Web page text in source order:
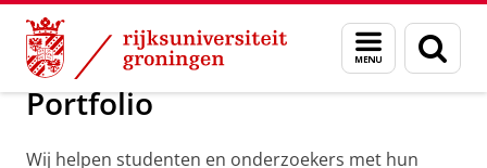
Skip
Content
Skip
Navigation
Menu
en
zoeken
Maatschappij/bedrijven Geodienst
Portfolio
Wij helpen studenten en onderzoekers met hun